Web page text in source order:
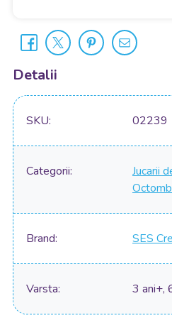
Detalii
SKU 02239
Categorii Jucarii
Brand SES
Varsta 3 ani+,